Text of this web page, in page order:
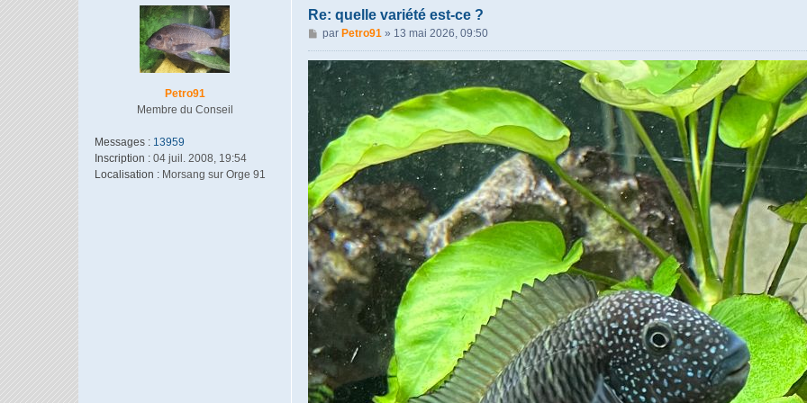
Petro91
Membre du Conseil
Messages : 13959
Inscription : 04 juil. 2008, 19:54
Localisation : Morsang sur Orge 91
Re: quelle variété est-ce ?
M
e
s
s
e
par Petro91» 13 mai 2026, 09:50